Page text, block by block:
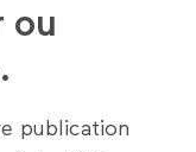
ou
publication